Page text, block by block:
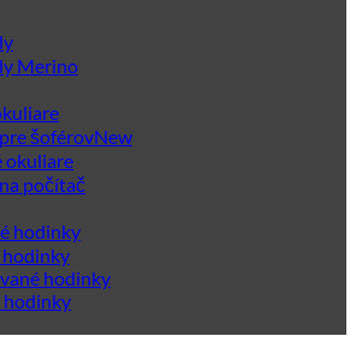
Merino
šoférov
okuliare
počítač
hodinky
hodinky
hodinky